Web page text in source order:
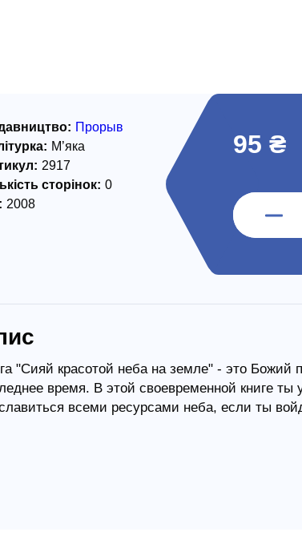
95 ₴
Прорыв
М’яка
2917
сторінок: 0
2008
"Сияй красотой неба на земле" - это
время. В этой своевременной книге
всеми ресурсами неба, если ты